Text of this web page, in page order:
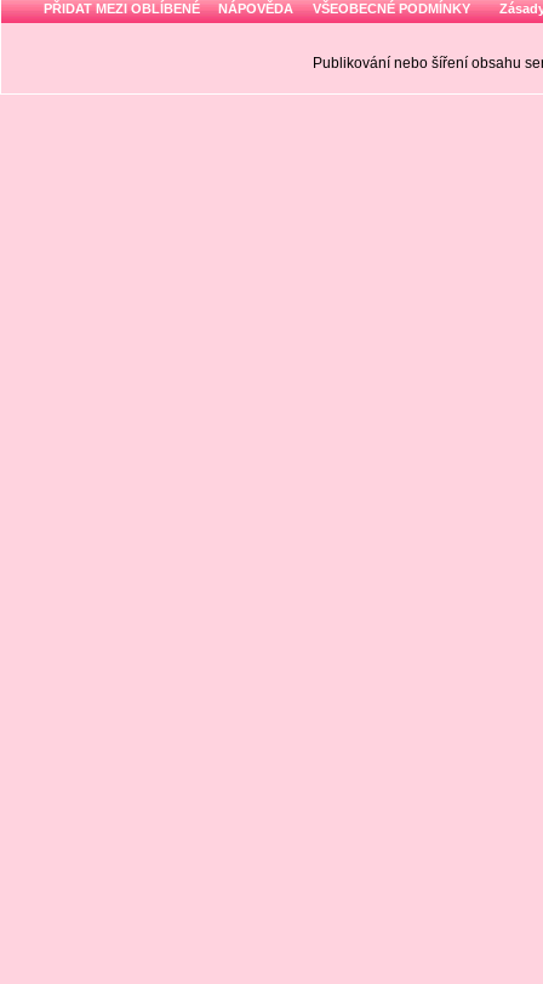
PŘIDAT MEZI OBLÍBENÉ NÁPOVĚDA VŠEOBECNÉ PODMÍNKY
Publikování nebo šíření obsahu